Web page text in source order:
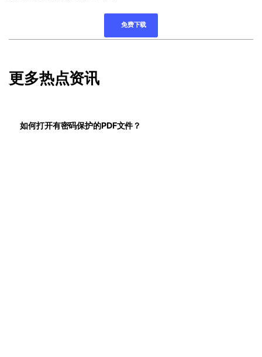
免费下载
更多热点资讯
如何打开有密码保护的PDF文件？